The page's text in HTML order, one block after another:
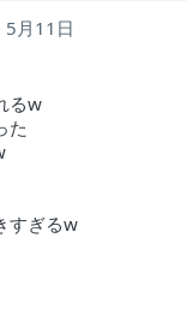
5月11日
るw
た
すぎるw